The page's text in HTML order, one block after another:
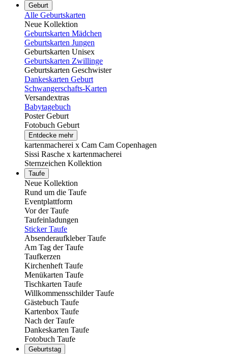
Geburt
Alle Geburtskarten
Neue Kollektion
Geburtskarten Mädchen
Geburtskarten Jungen
Geburtskarten Unisex
Geburtskarten Zwillinge
Geburtskarten Geschwister
Dankeskarten Geburt
Schwangerschafts-Karten
Versandextras
Babytagebuch
Poster Geburt
Fotobuch Geburt
Entdecke mehr
kartenmacherei x Cam Cam Copenhagen
Sissi Rasche x kartenmacherei
Sternzeichen Kollektion
Taufe
Neue Kollektion
Rund um die Taufe
Eventplattform
Vor der Taufe
Taufeinladungen
Sticker Taufe
Absenderaufkleber Taufe
Am Tag der Taufe
Taufkerzen
Kirchenheft Taufe
Menükarten Taufe
Tischkarten Taufe
Willkommensschilder Taufe
Gästebuch Taufe
Kartenbox Taufe
Nach der Taufe
Dankeskarten Taufe
Fotobuch Taufe
Geburtstag